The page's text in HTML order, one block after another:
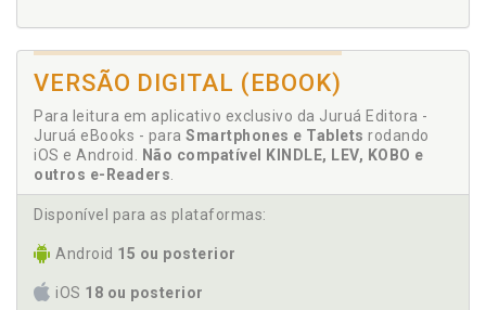
VERSÃO DIGITAL (EBOOK)
Para leitura em aplicativo exclusivo da Juruá Editora -
Juruá eBooks - para Smartphones e Tablets rodando
iOS e Android.
Não compatível KINDLE, LEV, KOBO e
outros e-Readers
Disponível para as plataformas:
Android 15 ou posterior
iOS 18 ou posterior